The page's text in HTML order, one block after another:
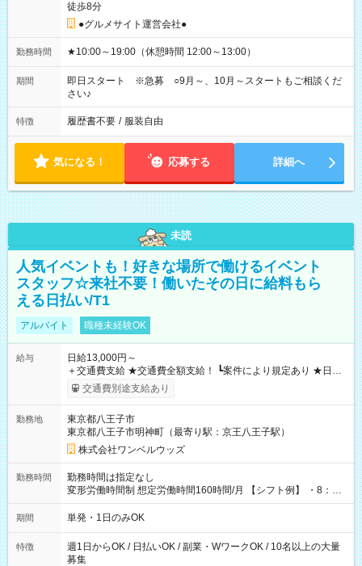
徒歩8分
●グルメサイト運営会社●
勤務時間 ★10:00～19:00（休憩時間 12:00～13:00）
期間
即日スタート ※急募 ○9月～、10月～スタートもご相談くだ
さい♪
特徴 履歴書不要 / 服装自由
気になる！ 応募する 詳細へ
未読
人気イベントも！好きな場所で働けるイベント
スタッフ☆来社不要！働いたその日に給料もら
える日払い/T1
アルバイト 職種未経験OK
給与
日給13,000円～
＋交通費支給 ★交通費全額支給！ ┗案件により規定あり ★日払
いOK！（規定あり） ┗働いたその日に現金GET♪ お仕事後はコ
ンビニATMから 日払い分を引き落とせます！ 【試用期間】試
交通費別途支給あり
勤務地
東京都八王子市
東京都八王子市明神町（最寄り駅：京王八王子駅）
株式会社ワンベルウッズ
勤務時間
勤務時間は指定なし
変形労働時間制 想定労働時間160時間/月 【シフト例】 ・8：00
～21：00
期間 単発・1日のみOK
特徴
週1日からOK / 日払いOK / 副業・WワークOK / 10名以上の大量
募集